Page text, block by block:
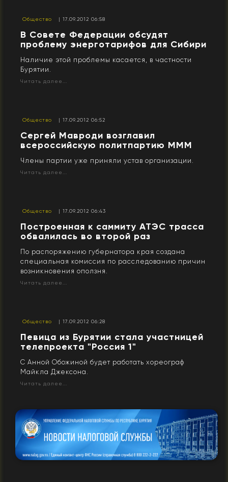
Общество | 17.09.2012 06:58
В Совете Федерации обсудят
проблему энерготарифов для Сибири
Наличие этой проблемы касается, в частности
Бурятии.
Читать далее...
Общество | 17.09.2012 06:52
Сергей Мавроди возглавил
всероссийскую политпартию МММ
Члены партии уже приняли устав организации.
Читать далее...
Общество | 17.09.2012 06:43
Построенная к саммиту АТЭС трасса
обвалилась во второй раз
По распоряжению губернатора края создана
специальная комиссия по расследованию причин
возникновения оползня.
Читать далее...
Общество | 17.09.2012 06:28
Певица из Бурятии стала участницей
телепроекта "Россия 1"
С Анной Обожиной будет работать хореограф
Майкла Джексона.
Читать далее...